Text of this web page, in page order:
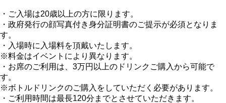
・ご入場は20歳以上の方に限ります。
・政府発行の顔写真付き身分証明書のご提示が必須となりま
す。
・入場時に入場料を頂戴いたします。
※料金はイベントにより異なります。
・お席のご利用は、3万円以上のドリンクご購入から可能で
す。
※ボトルドリンクのご購入をしていただく必要があります。
・ご利用時間は最長120分までとさせていただきます。